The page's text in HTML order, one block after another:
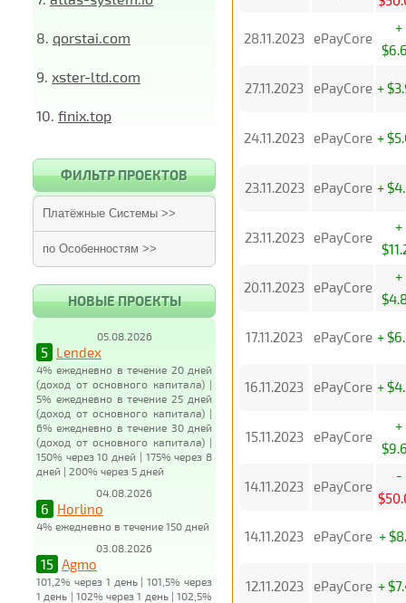
8. qorstai.com
9. xster-ltd.com
10. finix.top
ФИЛЬТР ПРОЕКТОВ
Платёжные Системы >>
по Особенностям >>
НОВЫЕ ПРОЕКТЫ
05.08.2026
5 Lendex
4% ежедневно в течение 20 дней
(доход от основного капитала) |
5% ежедневно в течение 25 дней
(доход от основного капитала) |
6% ежедневно в течение 30 дней
(доход от основного капитала) |
150% через 10 дней | 175% через 8
дней | 200% через 5 дней
04.08.2026
6 Horlino
4% ежедневно в течение 150 дней
03.08.2026
15 Agmo
101,2% через 1 день | 101,5% через
1 день | 102% через 1 день | 102,5%
28.11.2023 ePayCore
+
27.11.2023 ePayCore +
24.11.2023 ePayCore +
23.11.2023 ePayCore +
23.11.2023 ePayCore
+
20.11.2023 ePayCore
+
17.11.2023 ePayCore +
16.11.2023 ePayCore +
15.11.2023 ePayCore
+
14.11.2023 ePayCore
-
14.11.2023 ePayCore +
12.11.2023 ePayCore +